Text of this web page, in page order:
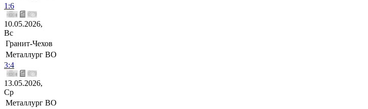
1:6
10.05.2026,
Вс
Гранит-Чехов
Металлург ВО
3:4
13.05.2026,
Ср
Металлург ВО